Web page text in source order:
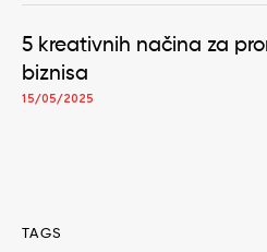
5 kreativnih načina za
biznisa
15/05/2025
TAGS